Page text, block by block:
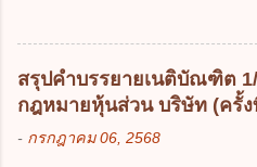
ลบข้อมูลส่วนบุ
ส่วนบุคคล ค. ท
สามารถระบุถึงต
เงื่อนไข ในการ
ปฏิบัติการวิจัย ห
ต้องเกี่ยวกับการ
บุตร ก. ต้องเป็น
ลาได้เพียงครั้งเ
นับแต่วันที่คลอด
กันไม่เกิน 15 วัน
สรุปคำบรรยายเนติบัณฑิต
กฎหมายหุ้นส่วน บริษัท (ครั้ง
- กรกฎาคม 06, 2568